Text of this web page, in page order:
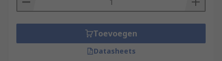
Toevoegen
Datasheets